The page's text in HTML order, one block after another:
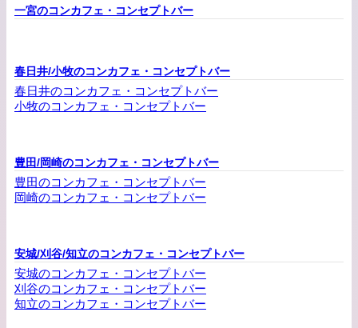
一宮のコンカフェ・コンセプトバー
春日井/小牧のコンカフェ・コンセプトバー
春日井のコンカフェ・コンセプトバー
小牧のコンカフェ・コンセプトバー
豊田/岡崎のコンカフェ・コンセプトバー
豊田のコンカフェ・コンセプトバー
岡崎のコンカフェ・コンセプトバー
安城/刈谷/知立のコンカフェ・コンセプトバー
安城のコンカフェ・コンセプトバー
刈谷のコンカフェ・コンセプトバー
知立のコンカフェ・コンセプトバー